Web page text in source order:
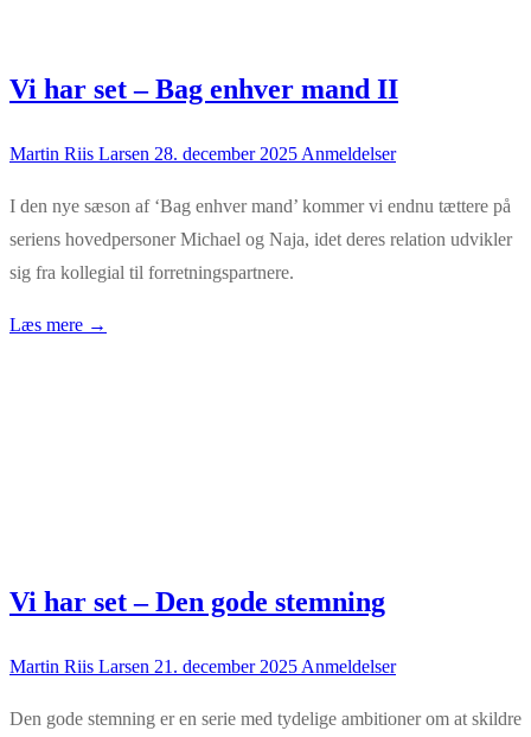
Vi har set – Bag enhver mand II
Martin Riis Larsen 28. december 2025 Anmeldelser
I den nye sæson af ‘Bag enhver mand’ kommer vi endnu tættere på
seriens hovedpersoner Michael og Naja, idet deres relation udvikler
sig fra kollegial til forretningspartnere.
Læs mere →
Vi har set – Den gode stemning
Martin Riis Larsen 21. december 2025 Anmeldelser
Den gode stemning er en serie med tydelige ambitioner om at skildre